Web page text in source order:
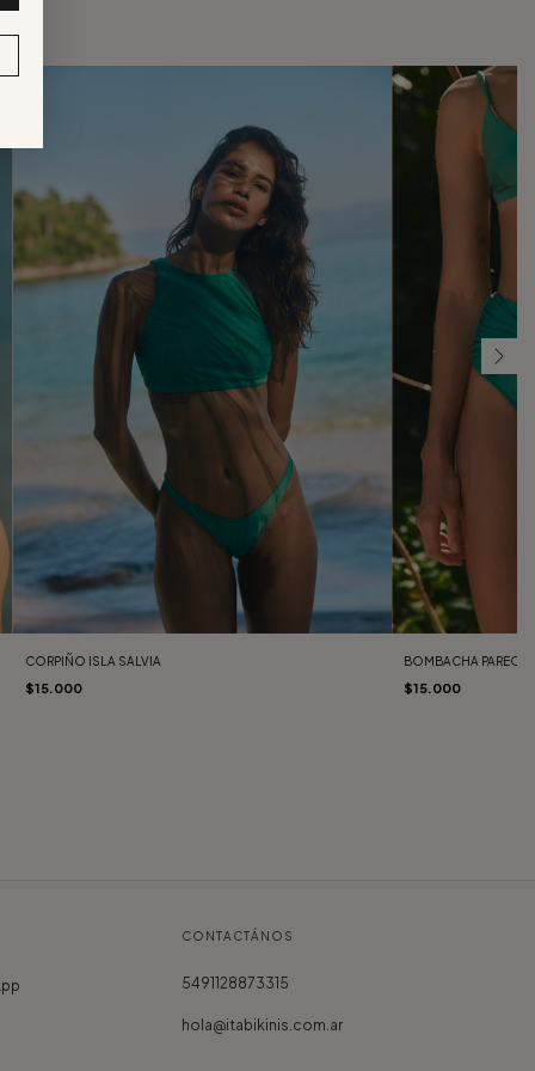
CORPIÑO ISLA SALVIA
$15.000
BOMBACHA PAREO
$15.000
CONTACTÁNOS
5491128873315
hola@itabikinis.com.ar